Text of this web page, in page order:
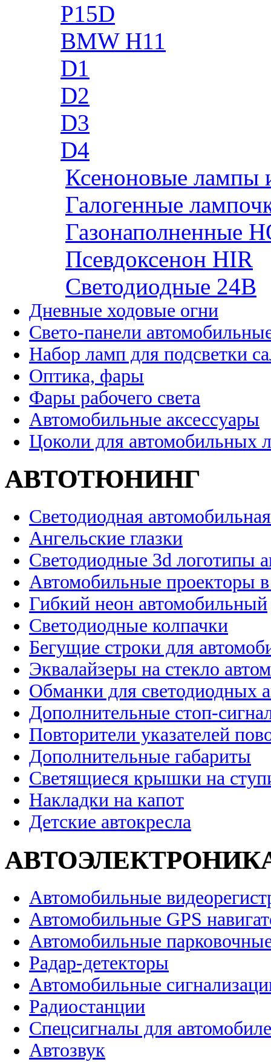
P15D
BMW H11
D1
D2
D3
D4
Ксеноновые лампы
Галогенные
Газонаполненные
Псевдоксенон HIR
Cветодиодные 24B
Дневные ходовые огни
Свето-панели
Набор ламп для подсветки
Оптика, фары
Фары рабочего света
Автомобильные аксессуары
Цоколи для автомобильных
АВТОТЮНИНГ
Светодиодная
Ангельские глазки
Светодиодные 3d логотипы
Автомобильные проекторы
Гибкий неон автомобильный
Светодиодные колпачки
Бегущие строки для
Эквалайзеры на стекло
Обманки для светодиодных
Дополнительные стоп-
Повторители указателей
Дополнительные габариты
Светящиеся крышки на
Накладки на капот
Детские автокресла
Автомобильные
Автомобильные GPS
Автомобильные
Радар-детекторы
Автомобильные
Радиостанции
Спецсигналы для
Автозвук